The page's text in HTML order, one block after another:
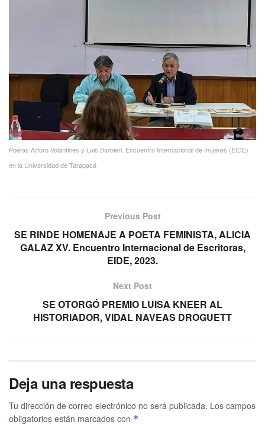
Poetas Arturo Volantines y Luis Barbieri. Encuentro Internacional de mujeres (EIDE)
en la Universidad de Tarapacá
Previous Post
SE RINDE HOMENAJE A POETA FEMINISTA, ALICIA
GALAZ XV. Encuentro Internacional de Escritoras,
EIDE, 2023.
Next Post
SE OTORGÓ PREMIO LUISA KNEER AL
HISTORIADOR, VIDAL NAVEAS DROGUETT
Deja una respuesta
Tu dirección de correo electrónico no será publicada. Los campos
obligatorios están marcados con *